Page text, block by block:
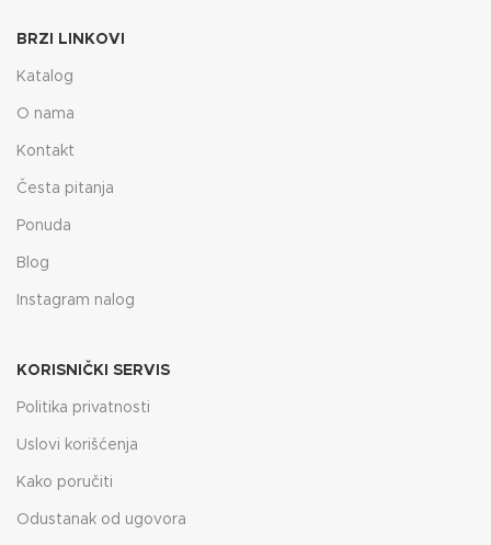
BRZI LINKOVI
Katalog
O nama
Kontakt
Česta pitanja
Ponuda
Blog
Instagram nalog
KORISNIČKI SERVIS
Politika privatnosti
Uslovi korišćenja
Kako poručiti
Odustanak od ugovora